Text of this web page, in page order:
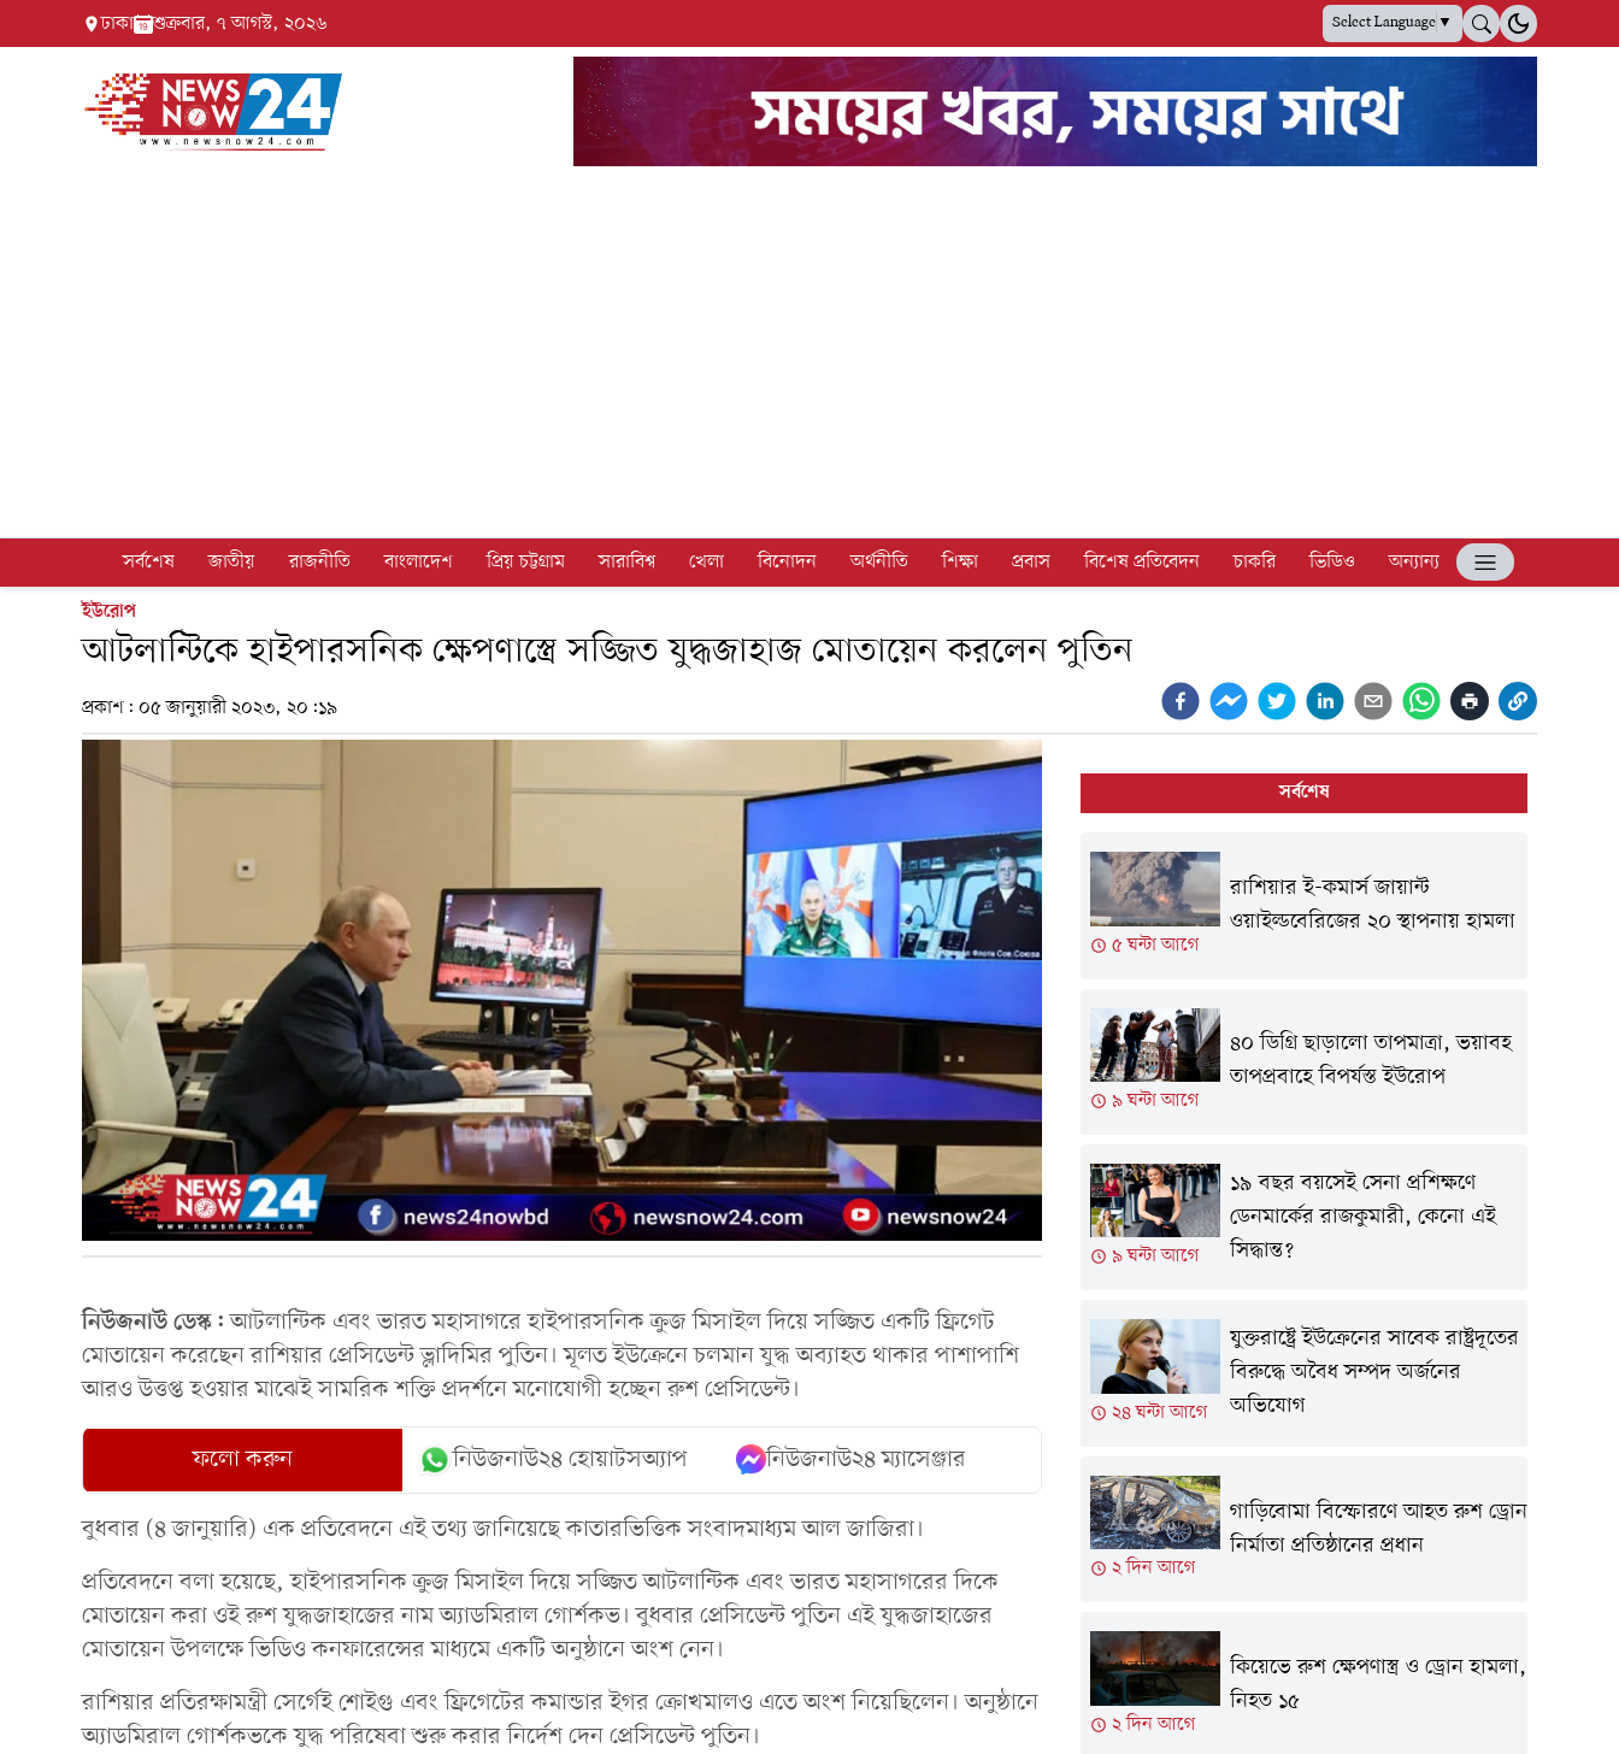
ঢাকা শুক্রবার, ৭ আগস্ট, ২০২৬ Select Language▼
সর্বশেষ জাতীয় রাজনীতি বাংলাদেশ প্রিয় চট্টগ্রাম সারাবিশ্ব খেলা বিনোদন অর্থনীতি শিক্ষা প্রবাস বিশেষ প্রতিবেদন চাকরি ভিডিও
অন্যান্য
ইউরোপ
আটলান্টিকে হাইপারসনিক ক্ষেপণাস্ত্রে সজ্জিত যুদ্ধজাহাজ মোতায়েন করলেন পুতিন
প্রকাশ: ০৫ জানুয়ারী ২০২৩, ২০:১৯
নিউজনাউ ডেস্ক:আটলান্টিক এবং ভারত মহাসাগরে হাইপারসনিক ক্রুজ মিসাইল দিয়ে সজ্জিত একটি ফ্রিগেট
মোতায়েন করেছেন রাশিয়ার প্রেসিডেন্ট ভ্লাদিমির পুতিন। মূলত ইউক্রেনে চলমান যুদ্ধ অব্যাহত থাকার পাশাপাশি
আরও উত্তপ্ত হওয়ার মাঝেই সামরিক শক্তি প্রদর্শনে মনোযোগী হচ্ছেন রুশ প্রেসিডেন্ট।
ফলো করুন নিউজনাউ২৪ হোয়াটসঅ্যাপ নিউজনাউ২৪ ম্যাসেঞ্জার
বুধবার (৪ জানুয়ারি) এক প্রতিবেদনে এই তথ্য জানিয়েছে কাতারভিত্তিক সংবাদমাধ্যম আল জাজিরা।
প্রতিবেদনে বলা হয়েছে, হাইপারসনিক ক্রুজ মিসাইল দিয়ে সজ্জিত আটলান্টিক এবং ভারত মহাসাগরের দিকে
মোতায়েন করা ওই রুশ যুদ্ধজাহাজের নাম অ্যাডমিরাল গোর্শকভ। বুধবার প্রেসিডেন্ট পুতিন এই যুদ্ধজাহাজের
মোতায়েন উপলক্ষে ভিডিও কনফারেন্সের মাধ্যমে একটি অনুষ্ঠানে অংশ নেন।
রাশিয়ার প্রতিরক্ষামন্ত্রী সের্গেই শোইগু এবং ফ্রিগেটের কমান্ডার ইগর ক্রোখমালও এতে অংশ নিয়েছিলেন। অনুষ্ঠানে
অ্যাডমিরাল গোর্শকভকে যুদ্ধ পরিষেবা শুরু করার নির্দেশ দেন প্রেসিডেন্ট পুতিন।
সর্বশেষ
৫ ঘন্টা আগে
রাশিয়ার ই-কমার্স জায়ান্ট
ওয়াইল্ডবেরিজের ২০ স্থাপনায় হামলা
৯ ঘন্টা আগে
৪০ ডিগ্রি ছাড়ালো তাপমাত্রা, ভয়াবহ
তাপপ্রবাহে বিপর্যস্ত ইউরোপ
৯ ঘন্টা আগে
১৯ বছর বয়সেই সেনা প্রশিক্ষণে
ডেনমার্কের রাজকুমারী, কেনো এই
সিদ্ধান্ত?
২৪ ঘন্টা আগে
যুক্তরাষ্ট্রে ইউক্রেনের সাবেক রাষ্ট্রদূতের
বিরুদ্ধে অবৈধ সম্পদ অর্জনের
অভিযোগ
২ দিন আগে
গাড়িবোমা বিস্ফোরণে আহত রুশ ড্রোন
নির্মাতা প্রতিষ্ঠানের প্রধান
২ দিন আগে
কিয়েভে রুশ ক্ষেপণাস্ত্র ও ড্রোন হামলা,
নিহত ১৫